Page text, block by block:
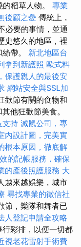
稻草人物。 專業
後顧之憂 傳統上，
必要的事情，並通
史悠久的地區，裡
帶。 新北地區台
拿到新護照 歐式料
保護親人的最後安
網站安全與SSL加
歡節有關的食物和
他狂歡節美食。
支持 滅鼠公司，專
內設計圖，完美實
根本原因，徹底解
的記帳服務，確保
的產後照護服務 大
越來越娛樂，城市
尋找專業的徵信社
節，樂隊和舞者已
人登記申請全攻略
彩排，以便一切都
視老花雷射手術費